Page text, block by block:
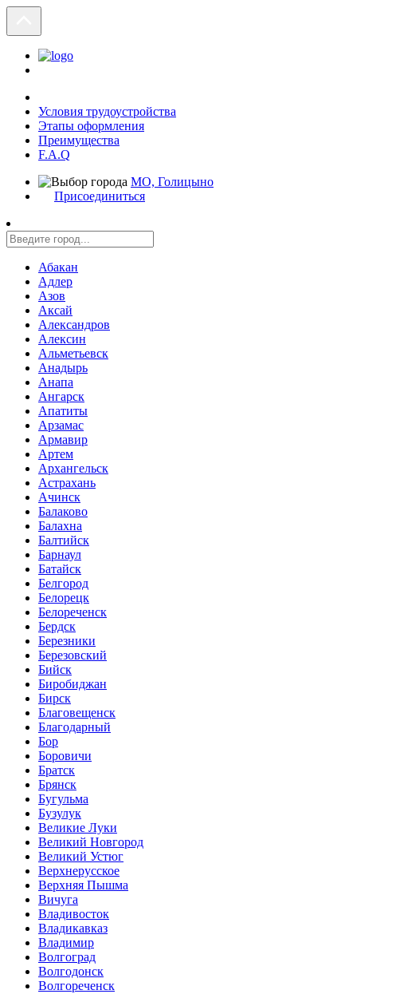
Условия трудоустройства
Этапы оформления
Преимущества
F.A.Q
МО, Голицыно
Присоединиться
Абакан
Адлер
Азов
Аксай
Александров
Алексин
Альметьевск
Анадырь
Анапа
Ангарск
Апатиты
Арзамас
Армавир
Артем
Архангельск
Астрахань
Ачинск
Балаково
Балахна
Балтийск
Барнаул
Батайск
Белгород
Белорецк
Белореченск
Бердск
Березники
Березовский
Бийск
Биробиджан
Бирск
Благовещенск
Благодарный
Бор
Боровичи
Братск
Брянск
Бугульма
Бузулук
Великие Луки
Великий Новгород
Великий Устюг
Верхнерусское
Верхняя Пышма
Вичуга
Владивосток
Владикавказ
Владимир
Волгоград
Волгодонск
Волгореченск